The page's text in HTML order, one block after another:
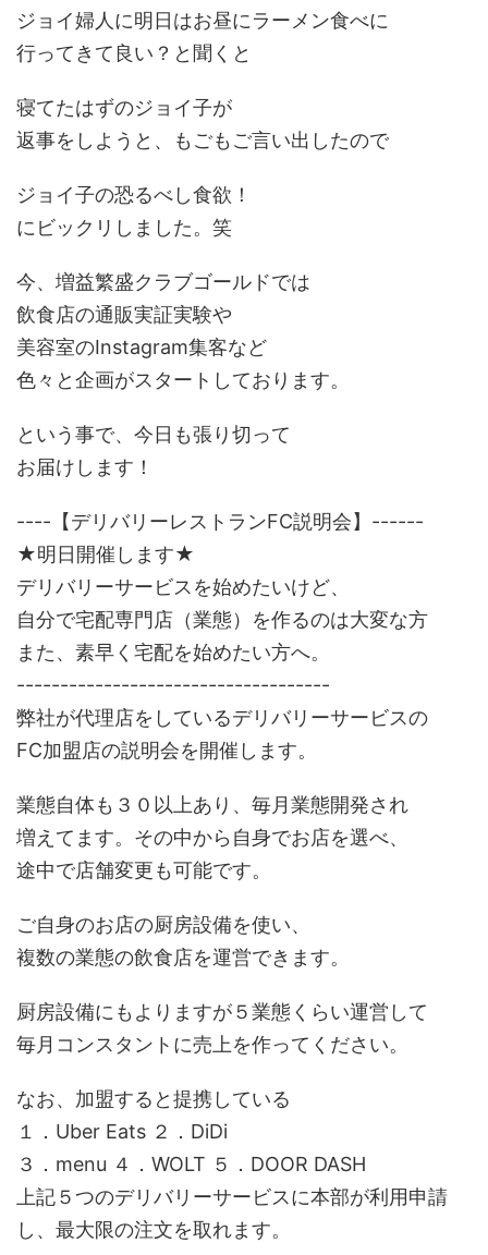
ジョイ婦人に明日はお昼にラーメン食べに
行ってきて良い？と聞くと
寝てたはずのジョイ子が
返事をしようと、もごもご言い出したので
ジョイ子の恐るべし食欲！
にビックリしました。笑
今、増益繁盛クラブゴールドでは
飲食店の通販実証実験や
美容室のInstagram集客など
色々と企画がスタートしております。
という事で、今日も張り切って
お届けします！
----【デリバリーレストランFC説明会】------
★明日開催します★
デリバリーサービスを始めたいけど、
自分で宅配専門店（業態）を作るのは大変な方
また、素早く宅配を始めたい方へ。
------------------------------------
弊社が代理店をしているデリバリーサービスの
FC加盟店の説明会を開催します。
業態自体も３０以上あり、毎月業態開発され
増えてます。その中から自身でお店を選べ、
途中で店舗変更も可能です。
ご自身のお店の厨房設備を使い、
複数の業態の飲食店を運営できます。
厨房設備にもよりますが５業態くらい運営して
毎月コンスタントに売上を作ってください。
なお、加盟すると提携している
１．Uber Eats ２．DiDi
３．menu ４．WOLT ５．DOOR DASH
上記５つのデリバリーサービスに本部が利用申請
し、最大限の注文を取れます。